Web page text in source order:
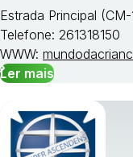
Estrada Principal
Telefone: 261318150
WWW:
Ler mais